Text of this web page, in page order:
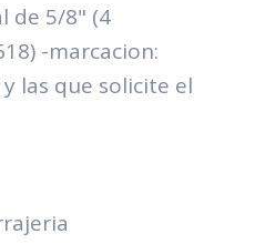
de 5/8" (4
-marcacion:
las que solicite el